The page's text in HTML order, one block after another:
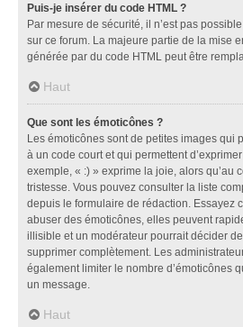
Puis-je insérer du code HTML ?
Par mesure de sécurité, il n’est pas
sur ce forum. La majeure partie de la mise
générée par du code HTML peut être
Haut
Que sont les émoticônes ?
Les émoticônes sont de petites images qui
à un code court et qui permettent
exemple, « :) » exprime la joie, alors qu’au
tristesse. Vous pouvez consulter la liste
depuis le formulaire de rédaction. Essayez
abuser des émoticônes, elles peuvent
illisible et un modérateur pourrait décider
supprimer complètement. Les
également limiter le nombre d’émoticônes
un message.
Haut